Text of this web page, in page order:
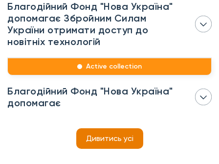
Благодійний Фонд "Нова Україна"
допомагає Збройним Силам
України отримати доступ до
новітніх технологій
Active collection
Благодійний Фонд "Нова Україна"
допомагає
Дивитись усі